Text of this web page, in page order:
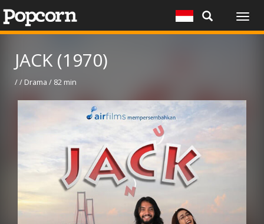
JACK (1970)
/ / Drama / 82 min